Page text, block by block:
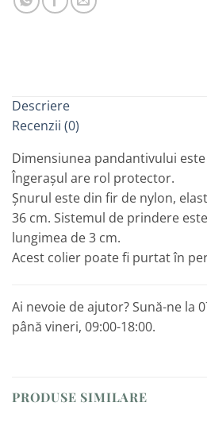
Descriere
Recenzii (0)
Dimensiunea pandantivului este
Îngerașul are rol protector.
Șnurul este din fir de nylon,
36 cm. Sistemul de prindere
lungimea de 3 cm.
Acest colier poate fi purtat în
Ai nevoie de ajutor? Sună-ne la
până vineri, 09:00-18:00.
PRODUSE SIMILARE